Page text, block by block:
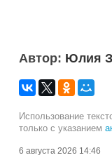
Автор: Юлия
Использование
только с указанием
6 августа 2026 14:46